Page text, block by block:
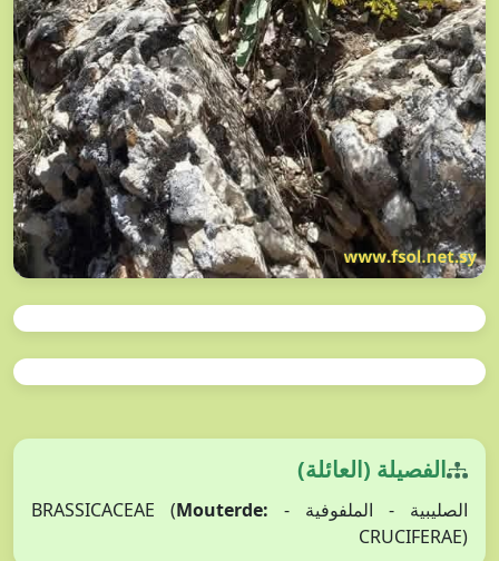
الفصيلة (العائلة)
الصليبية - الملفوفية - BRASSICACEAE ( Mouterde:
CRUCIFERAE)